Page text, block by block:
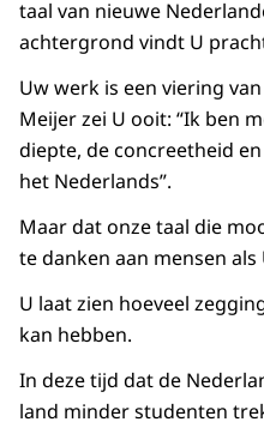
taal van nieuwe
achtergrond vindt U
Uw werk is een viering
Meijer zei U ooit: “Ik ben
diepte, de concreetheid
het Nederlands”.
Maar dat onze taal die
te danken aan mensen als
U laat zien hoeveel
kan hebben.
In deze tijd dat de
land minder studenten